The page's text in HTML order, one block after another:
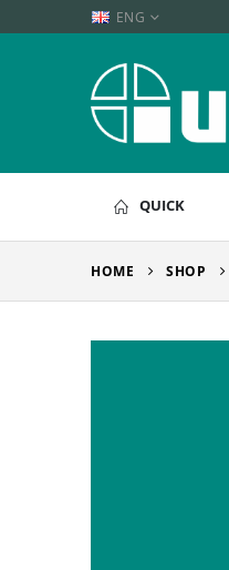
ENG
QUICK
HOME SHOP